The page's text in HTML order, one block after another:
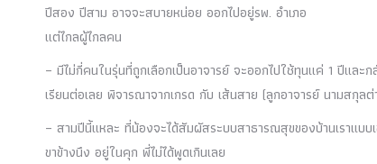
ปีสอง ปีสาม อาจจะสบายหน่อย ออกไปอยู่รพ. อำเภอ
แต่ไกลผู้ไกลคน
– มีไม่กี่คนในรุ่นที่ถูกเลือกเป็นอาจารย์ จะออกไปใช้ทุนแค่ 1 ปีและก
เรียนต่อเลย พิจารณาจากเกรด กับ เส้นสาย (ลูกอาจารย์ นามสกุลต่
– สามปีนี้แหละ ที่น้องจะได้สัมผัสระบบสาธารณสุขของบ้านเราแบบ
ขาข้างนึง อยู่ในคุก พี่ไม่ได้พูดเกินเลย